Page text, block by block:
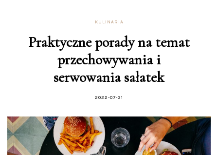
KULINARIA
Praktyczne porady na temat
przechowywania i
serwowania sałatek
2022-07-31